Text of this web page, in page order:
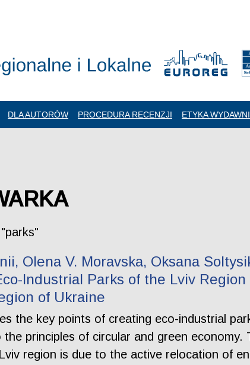
DLA AUTORÓW PROCEDURA RECENZJI ETYKA
Olena V. Moravska, Oksana
Industrial Parks of the Lviv
of Ukraine
the key points of creating eco-industrial
principles of circular and green
region is due to the active relocation of